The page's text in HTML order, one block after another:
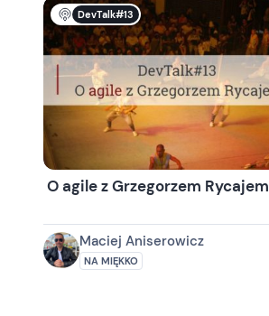
DevTalk#13
O agile z Grzegorzem Rycajem
Maciej Aniserowicz
NA MIĘKKO